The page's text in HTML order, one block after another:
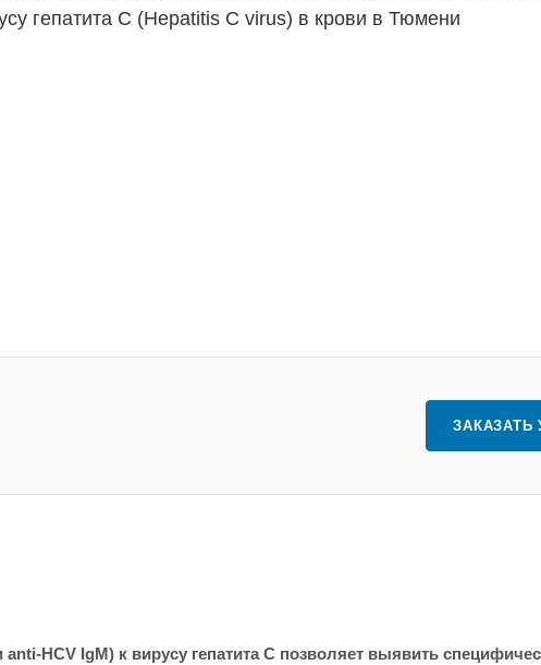
гепатита С (Hepatitis С virus) в крови в Тюмени
ЗАКАЗАТЬ
HCV IgM) к вирусу гепатита С позволяет выявить